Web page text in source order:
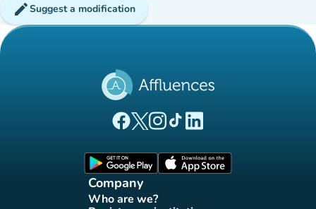
editSuggest a modification
(new tab)
(new tab)
(new tab)(new tab)
(new tab)
Company
Who are we?
(new tab)